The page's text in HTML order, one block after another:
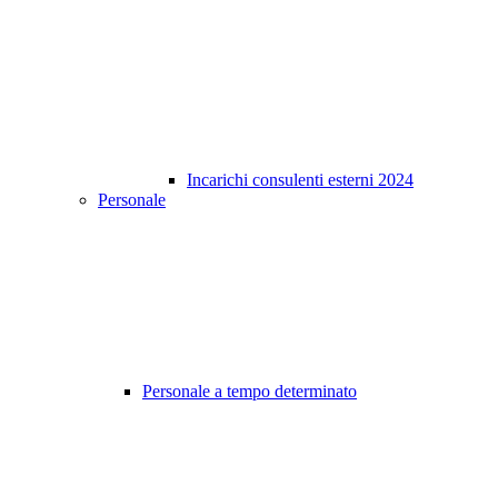
Incarichi consulenti esterni 2024
Personale
Personale a tempo determinato